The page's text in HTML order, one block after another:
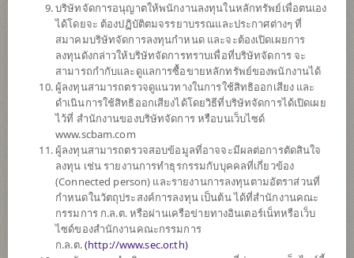
มีเงินปันผล
มูลค่าหน่วยลงทุน
9.6136
0.0894
ข้อมูล ณ วันที่ 7 ส.ค. 2569
*ตามสกุลเงินของกองทุน
ข้อมูลสรุป
ดำเนินงาน
บริษัทจัดการอนุญาตให้พนักงานลงทุนในหลักทรัพย์เพื่อตนเอง
ได้โดยจะ ต้องปฏิบัติตมจรรยาบรรณและประกาศต่างๆ ที่
สมาคมบริษัทจัดการลงทุนกำหนด และจะต้องเปิดเผยการ
ลงทุนดังกล่าวให้บริษัทจัดการทราบเพื่อที่บริษัทจัดการ จะ
สามารถกำกับและดูแลการซื้อขายหลักทรัพย์ของพนักงานได้
ผู้ลงทุนสามารถตรวจดูแนวทางในการใช้สิทธิออกเสียง และ
ดำเนินการใช้สิทธิออกเสียงได้โดยวิธีที่บริษัทจัดการได้เปิดเผย
ไว้ที่ สำนักงานของบริษัทจัดการ หรือบนเว็บไซด์
www.scbam.com
ผู้ลงทุนสามารถตรวจสอบข้อมูลที่อาจจะมีผลต่อการตัดสินใจ
ลงทุน เช่น รายงานการทำธุรกรรมกับบุคคลที่เกี่ยวข้อง
(Connected person) และรายงานการลงทุนตามอัตราส่วนที่
กำหนดในวัตถุประสงค์การลงทุน เป็นต้น ได้ที่สำนักงานคณะ
กรรมการ ก.ล.ต. หรือผ่านเครือข่ายทางอินเตอร์เน็ทหรือเว็บ
ไซด์ของสำนักงานคณะกรรมการ
ก.ล.ต.(http://www.sec.or.th)